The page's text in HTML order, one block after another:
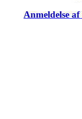
Anmeldelse